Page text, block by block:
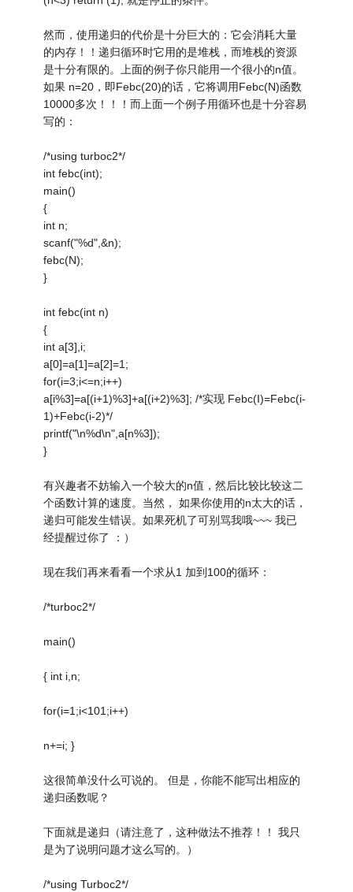
然而，使用递归的代价是十分巨大的：它会消耗大量
的内存！！递归循环时它用的是堆栈，而堆栈的资源
是十分有限的。上面的例子你只能用一个很小的n值。
如果 n=20，即Febc(20)的话，它将调用Febc(N)函数
10000多次！！！而上面一个例子用循环也是十分容易
写的：
/*using turboc2*/
int febc(int);
main()
{
int n;
scanf("%d",&n);
febc(N);
}
int febc(int n)
{
int a[3],i;
a[0]=a[1]=a[2]=1;
for(i=3;i<=n;i++)
a[i%3]=a[(i+1)%3]+a[(i+2)%3]; /*实现 Febc(I)=Febc(i-
1)+Febc(i-2)*/
printf("\n%d\n",a[n%3]);
}
有兴趣者不妨输入一个较大的n值，然后比较比较这二
个函数计算的速度。当然， 如果你使用的n太大的话，
递归可能发生错误。如果死机了可别骂我哦~~~ 我已
经提醒过你了 ：）
现在我们再来看看一个求从1 加到100的循环：
/*turboc2*/
main()
{ int i,n;
for(i=1;i<101;i++)
n+=i; }
这很简单没什么可说的。 但是，你能不能写出相应的
递归函数呢？
下面就是递归（请注意了，这种做法不推荐！！ 我只
是为了说明问题才这么写的。）
/*using Turboc2*/